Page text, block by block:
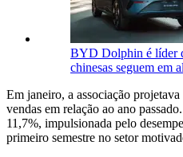
BYD Dolphin é líder
chinesas seguem em
Em janeiro, a associação
vendas em relação ao ano
11,7%, impulsionada pelo
primeiro semestre no setor